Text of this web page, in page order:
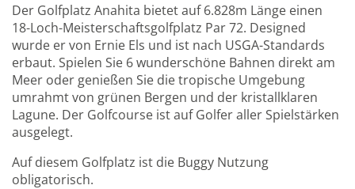
Der Golfplatz Anahita bietet auf 6.828m Länge einen
18-Loch-Meisterschaftsgolfplatz Par 72. Designed
wurde er von Ernie Els und ist nach USGA-Standards
erbaut. Spielen Sie 6 wunderschöne Bahnen direkt am
Meer oder genießen Sie die tropische Umgebung
umrahmt von grünen Bergen und der kristallklaren
Lagune. Der Golfcourse ist auf Golfer aller Spielstärken
ausgelegt.
Auf diesem Golfplatz ist die Buggy Nutzung
obligatorisch.